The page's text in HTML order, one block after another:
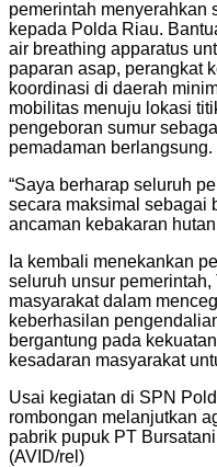
pemerintah menyerahkan
kepada Polda Riau.
air breathing apparatus
paparan asap, perangkat
koordinasi di daerah
mobilitas menuju lokasi
pengeboran sumur
pemadaman berlangsung.
“Saya berharap seluruh
secara maksimal sebagai
ancaman kebakaran
Ia kembali menekankan
seluruh unsur
masyarakat dalam
keberhasilan
bergantung pada
kesadaran masyarakat
Usai kegiatan di SPN
rombongan melanjutkan
pabrik pupuk PT
(AVID/rel)